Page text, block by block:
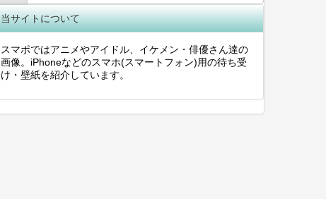
当サイトについて
スマポではアニメやアイドル、イケメン・俳優さん達の
画像。iPhoneなどのスマホ(スマートフォン)用の待ち受
け・壁紙を紹介しています。